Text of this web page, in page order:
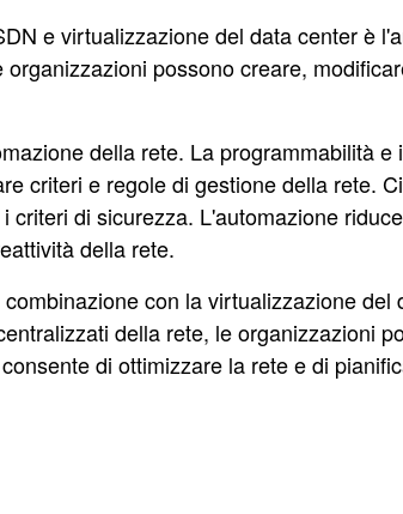
e virtualizzazione del data center è
possono creare,
della rete. La programmabilità
criteri e regole di gestione della rete.
criteri di sicurezza. L'automazione
della rete.
con la virtualizzazione
della rete, le organizzazioni
di ottimizzare la rete e di